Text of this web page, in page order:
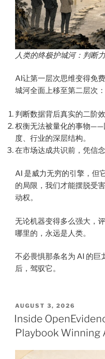
人类的终极护城河：判断
AI让第一层次思维变得免
城河全面上移至第二层次：
判断数据背后真实的二阶
权衡无法被量化的事物——
度、行业的深层结构。
在市场达成共识前，凭信
AI 是威力无穷的引擎，但
的局限，我们才能摆脱受
动权。
无论机器变得多么强大，
哪里的，永远是人类。
不必畏惧那条名为 AI 的巨
后，驾驭它。
POSTED
ON
AUGUST 3, 2026
Inside
Playbook Winning